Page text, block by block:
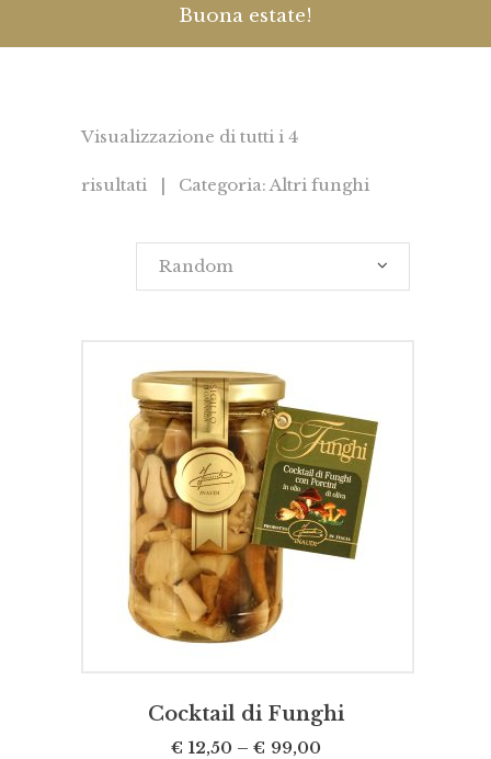
Buona estate!
Visualizzazione di tutti i 4
risultati | Categoria: Altri funghi
Random
SCEGLI
Cocktail di Funghi
€ 12,50 – € 99,00